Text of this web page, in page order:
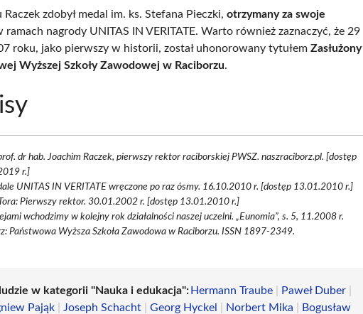
zdobył medal im. ks. Stefana Pieczki,otrzymany za swoje
ramach nagrody UNITAS IN VERITATE. Warto również zaznaczyć, że 29
roku, jako pierwszy w historii, został uhonorowany tytułemZasłużony
Wyższej Szkoły Zawodowej w Raciborzu.
dr hab. Joachim Raczek, pierwszy rektor raciborskiej PWSZ. naszraciborz.pl. [dostęp
r.]
UNITAS IN VERITATE wręczone po raz ósmy. 16.10.2010 r. [dostęp 13.01.2010 r.]
Pierwszy rektor. 30.01.2002 r. [dostęp 13.01.2010 r.]
wchodzimy w kolejny rok działalności naszej uczelni. „Eunomia”, s. 5, 11.2008 r.
Państwowa Wyższa Szkoła Zawodowa w Raciborzu. ISSN 1897-2349.
w kategorii "Nauka i edukacja":Hermann Traube Paweł Duber
Pająk
Joseph Schacht |Georg Hyckel Norbert Mika
Bogusław